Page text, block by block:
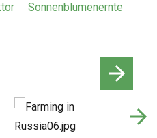
Sonnenblumenernte